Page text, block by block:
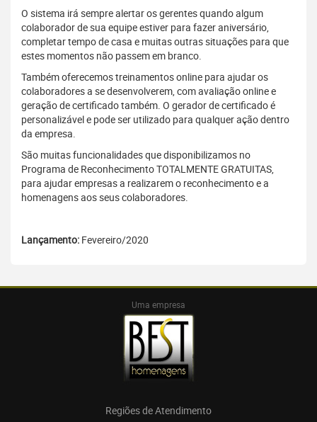
O sistema irá sempre alertar os gerentes quando algum
colaborador de sua equipe estiver para fazer aniversário,
completar tempo de casa e muitas outras situações para que
estes momentos não passem em branco.
Também oferecemos treinamentos online para ajudar os
colaboradores a se desenvolverem, com avaliação online e
geração de certificado também. O gerador de certificado é
personalizável e pode ser utilizado para qualquer ação dentro
da empresa.
São muitas funcionalidades que disponibilizamos no
Programa de Reconhecimento TOTALMENTE GRATUITAS,
para ajudar empresas a realizarem o reconhecimento e a
homenagens aos seus colaboradores.
Lançamento: Fevereiro/2020
Uma empresa
Regiões de Atendimento